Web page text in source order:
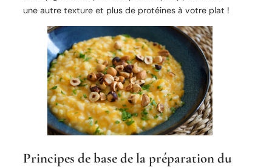
une autre texture et plus de protéines à votre plat !
Principes de base de la préparation du